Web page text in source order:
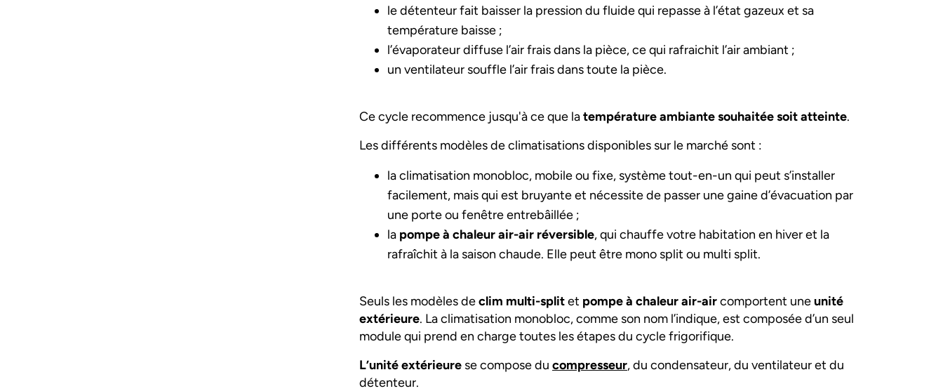
le détenteur fait baisser la pression du fluide qui repasse à l’état gazeux et sa
température baisse ;
l’évaporateur diffuse l’air frais dans la pièce, ce qui rafraichit l’air ambiant ;
un ventilateur souffle l’air frais dans toute la pièce.
Ce cycle recommence jusqu'à ce que latempérature ambiante souhaitée soit atteinte.
Les différents modèles de climatisations disponibles sur le marché sont :
la climatisation monobloc, mobile ou fixe, système tout-en-un qui peut s’installer
facilement, mais qui est bruyante et nécessite de passer une gaine d’évacuation par
une porte ou fenêtre entrebâillée ;
la pompe à chaleur air-air réversible, qui chauffe votre habitation en hiver et la
rafraîchit à la saison chaude. Elle peut être mono split ou multi split.
Seuls les modèles declim multi-splitet pompe à chaleur air-aircomportent uneunité
extérieure. La climatisation monobloc, comme son nom l’indique, est composée d’un seul
module qui prend en charge toutes les étapes du cycle frigorifique.
L’unité extérieure se compose du compresseur, du condensateur, du ventilateur et du
détenteur.